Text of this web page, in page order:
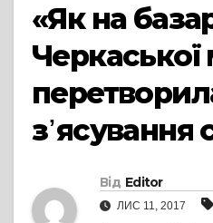
«Як на
Черкаської
з᾽ясування
Від Editor
ЛИС 11, 2017